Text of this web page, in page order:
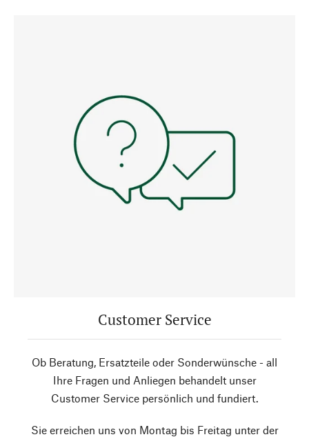
Customer Service
Ob Beratung, Ersatzteile oder Sonderwünsche - all
Ihre Fragen und Anliegen behandelt unser
Customer Service persönlich und fundiert.
Sie erreichen uns von Montag bis Freitag unter der